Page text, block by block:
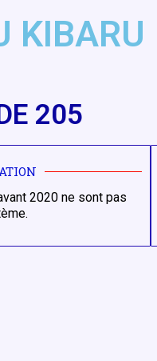
KIBARU
205
2020 ne sont pas